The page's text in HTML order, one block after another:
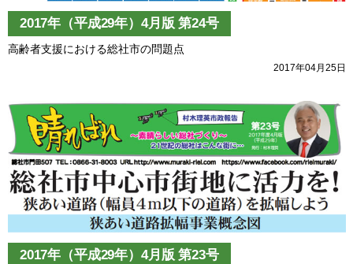
2017年（平成29年）4月版 第24号
高齢者支援における総社市の問題点
2017年04月25日
2017年（平成29年）4月版 第23号